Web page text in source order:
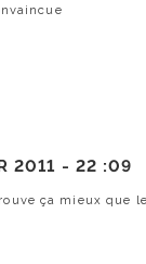
2011 - 22 :09
ça mieux que